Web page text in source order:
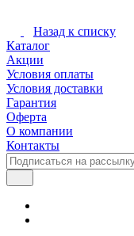
Назад к списку
Каталог
Акции
Условия оплаты
Условия доставки
Гарантия
Оферта
О компании
Контакты